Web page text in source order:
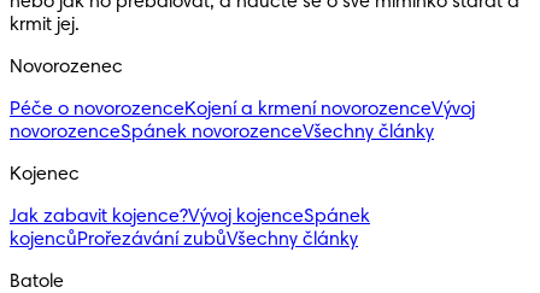
krmit jej.
Novorozenec
Péče o novorozenceKojení a krmení novorozenceVývoj
novorozenceSpánek novorozenceVšechny články
Kojenec
Jak zabavit kojence?Vývoj kojenceSpánek
kojencůProřezávání zubůVšechny články
Batole